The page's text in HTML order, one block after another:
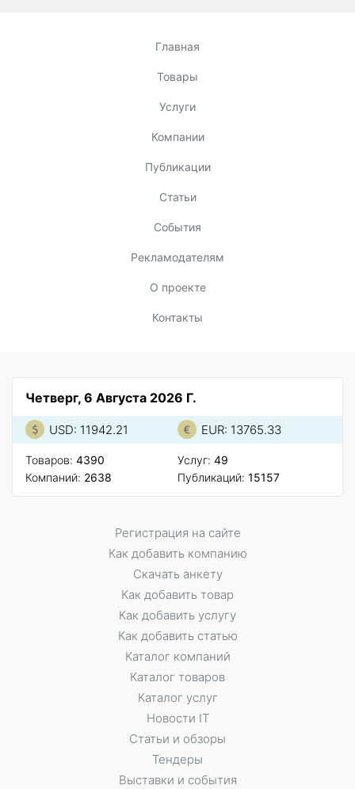
Главная
Товары
Услуги
Компании
Публикации
Статьи
События
Рекламодателям
О проекте
Контакты
Четверг, 6 Августа 2026 Г.
USD: 11942.21 EUR: 13765.33
Товаров: 4390
Компаний: 2638
Услуг: 49
Публикаций: 15157
Регистрация на сайте
Как добавить компанию
Скачать анкету
Как добавить товар
Как добавить услугу
Как добавить статью
Каталог компаний
Каталог товаров
Каталог услуг
Новости IT
Статьи и обзоры
Тендеры
Выставки и события